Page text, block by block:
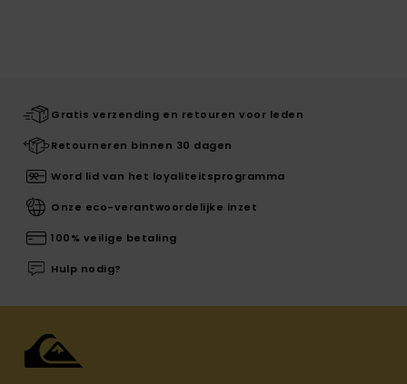
Gratis verzending en retouren voor leden
Retourneren binnen 30 dagen
Word lid van het loyaliteitsprogramma
Onze eco-verantwoordelijke inzet
100% veilige betaling
Hulp nodig?